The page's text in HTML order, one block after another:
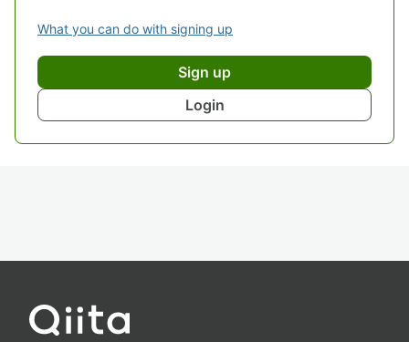
What you can do with signing up
Sign up
Login